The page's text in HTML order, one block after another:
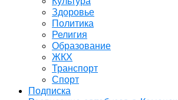
Здоровье
Политика
Религия
Образование
ЖКХ
Транспорт
Спорт
Подписка